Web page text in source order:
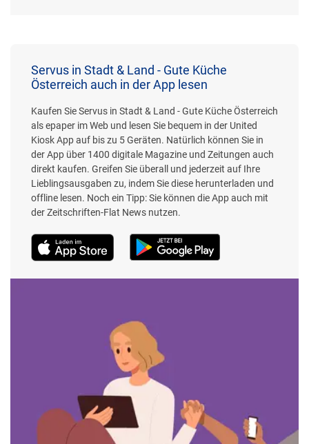
Servus in Stadt & Land - Gute Küche
Österreich auch in der App lesen
Kaufen Sie Servus in Stadt & Land - Gute Küche Österreich
als epaper im Web und lesen Sie bequem in der United
Kiosk App auf bis zu 5 Geräten. Natürlich können Sie in
der App über 1400 digitale Magazine und Zeitungen auch
direkt kaufen. Greifen Sie überall und jederzeit auf Ihre
Lieblingsausgaben zu, indem Sie diese herunterladen und
offline lesen. Noch ein Tipp: Sie können die App auch mit
der Zeitschriften-Flat News nutzen.